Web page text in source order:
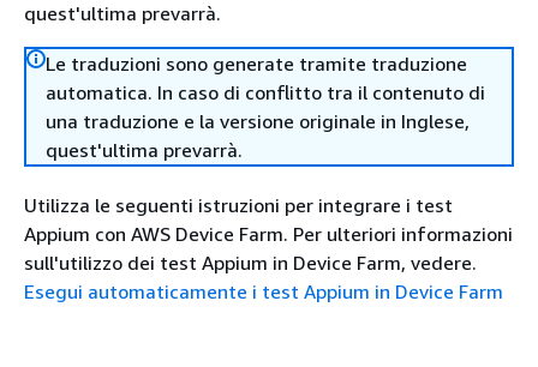
quest'ultima prevarrà.
Le traduzioni sono generate tramite traduzione
automatica. In caso di conflitto tra il contenuto di
una traduzione e la versione originale in Inglese,
quest'ultima prevarrà.
Utilizza le seguenti istruzioni per integrare i test
Appium con AWS Device Farm. Per ulteriori informazioni
sull'utilizzo dei test Appium in Device Farm, vedere.
Esegui automaticamente i test Appium in Device Farm